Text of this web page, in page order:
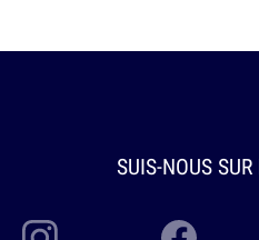
SUIS-NOUS SUR